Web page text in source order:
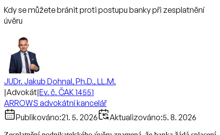
Kdy se můžete bránit proti postupu banky při zesplatnění
úvěru
JUDr. Jakub Dohnal, Ph.D., LL.M.
|Advokát|Ev. č. ČAK 14551
ARROWS advokátní kancelář
Publikováno:21. 5. 2026 Aktualizováno:5. 8. 2026